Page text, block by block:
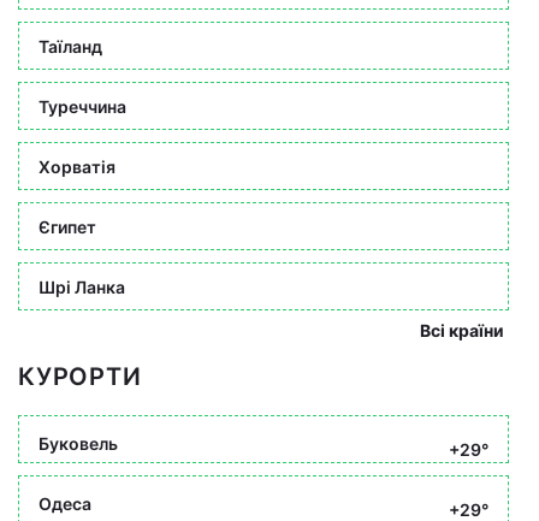
Таїланд
Туреччина
Хорватія
Єгипет
Шрі Ланка
Всі країни
КУРОРТИ
Буковель +29°
Одеса +29°